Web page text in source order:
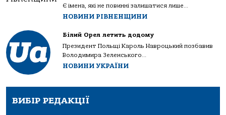
Є імена, які не повинні залишатися лише...
НОВИНИ РІВНЕНЩИНИ
Білий Орел летить додому
Президент Польщі Кароль Навроцький позбавив
Володимира Зеленського...
НОВИНИ УКРАЇНИ
ВИБІР РЕДАКЦІЇ